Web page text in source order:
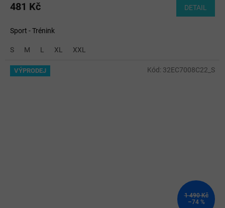
481 Kč DETAIL
Sport - Trénink
S M L XL XXL
VÝPRODEJ
1 490 Kč
–74 %
Kód: 32EC7008C22_S